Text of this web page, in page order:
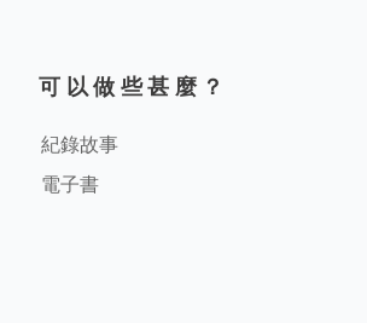
可以做些甚麼？
紀錄故事
電子書